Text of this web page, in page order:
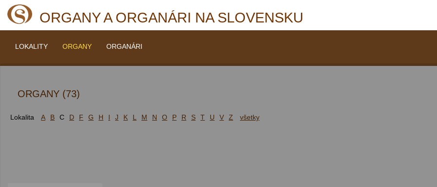
ORGANY A ORGANÁRI NA SLOVENSKU
LOKALITY ORGANY ORGANÁRI
ORGANY (73)
Lokalita A B C D F G H I J K L M N O P R S T U V Z všetky